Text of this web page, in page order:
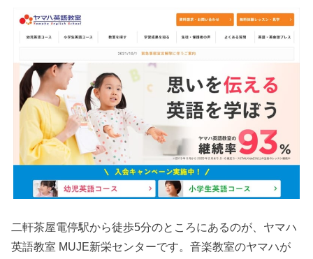
二軒茶屋電停駅から徒歩5分のところにあるのが、ヤマハ
英語教室 MUJE新栄センターです。音楽教室のヤマハが